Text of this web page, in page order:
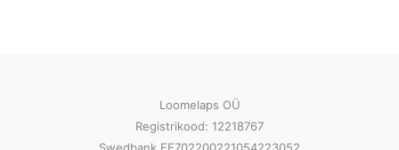
Loomelaps OÜ
Registrikood: 12218767